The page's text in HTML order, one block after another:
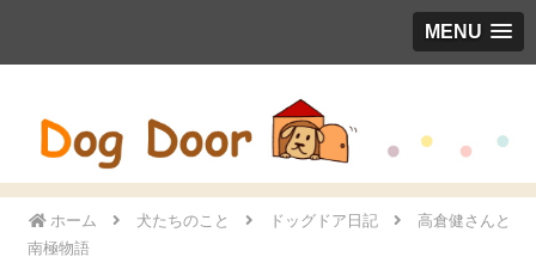
MENU
ホーム 犬たちのこと ドッグドア日記
高倉健さんと
南極物語